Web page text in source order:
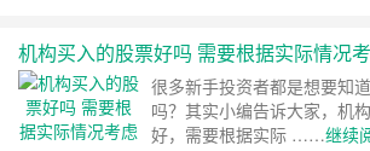
机构买入的股票好吗 需要根据实际情况
很多新手投资者都是想要知
吗？其实小编告诉大家，机
好，需要根据实际 ……继续